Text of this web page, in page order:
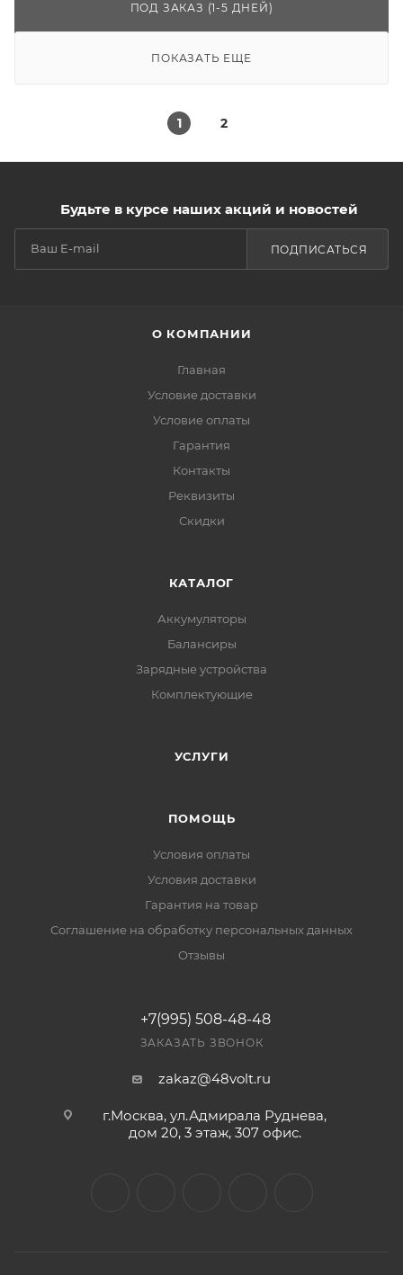
ПОД ЗАКАЗ (1-5 ДНЕЙ)
ПОКАЗАТЬ ЕЩЕ
1 2
Будьте в курсе наших акций и новостей
ПОДПИСАТЬСЯ
О КОМПАНИИ
Главная
Условие доставки
Условие оплаты
Гарантия
Контакты
Реквизиты
Скидки
КАТАЛОГ
Аккумуляторы
Балансиры
Зарядные устройства
Комплектующие
УСЛУГИ
ПОМОЩЬ
Условия оплаты
Условия доставки
Гарантия на товар
Соглашение на обработку персональных данных
Отзывы
+7(995) 508-48-48
ЗАКАЗАТЬ ЗВОНОК
zakaz@48volt.ru
г.Москва, ул.Адмирала Руднева,
дом 20, 3 этаж, 307 офис.